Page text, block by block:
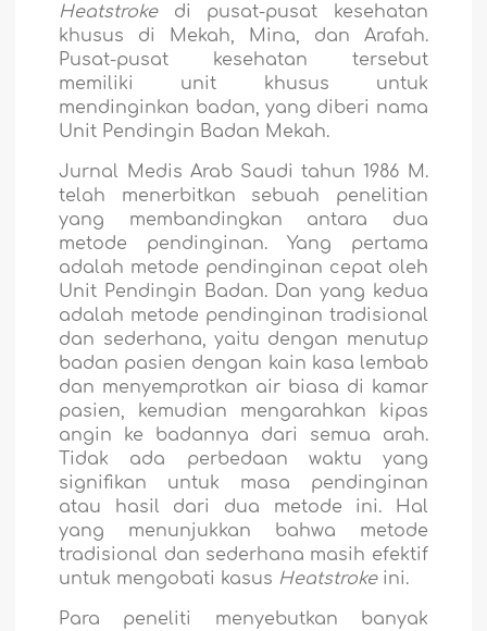
Heatstrokedi pusat-pusat kesehatan
khusus di Mekah, Mina, dan Arafah.
Pusat-pusat kesehatan tersebut
memiliki unit khusus untuk
mendinginkan badan, yang diberi nama
Unit Pendingin Badan Mekah.
Jurnal Medis Arab Saudi tahun 1986 M.
telah menerbitkan sebuah penelitian
yang membandingkan antara dua
metode pendinginan. Yang pertama
adalah metode pendinginan cepat oleh
Unit Pendingin Badan. Dan yang kedua
adalah metode pendinginan tradisional
dan sederhana, yaitu dengan menutup
badan pasien dengan kain kasa lembab
dan menyemprotkan air biasa di kamar
pasien, kemudian mengarahkan kipas
angin ke badannya dari semua arah.
Tidak ada perbedaan waktu yang
signifikan untuk masa pendinginan
atau hasil dari dua metode ini. Hal
yang menunjukkan bahwa metode
tradisional dan sederhana masih efektif
untuk mengobati kasus Heatstrokeini.
Para peneliti menyebutkan banyak